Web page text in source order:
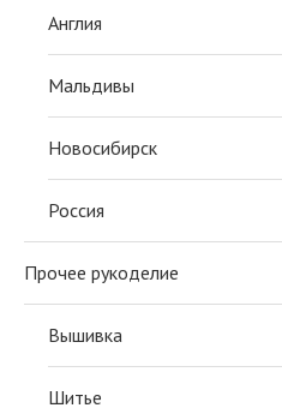
Англия
Мальдивы
Новосибирск
Россия
Прочее рукоделие
Вышивка
Шитье